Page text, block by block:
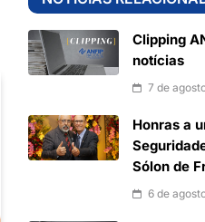
Clipping
notícias
7 de
Honras a
Sólon de
6 de